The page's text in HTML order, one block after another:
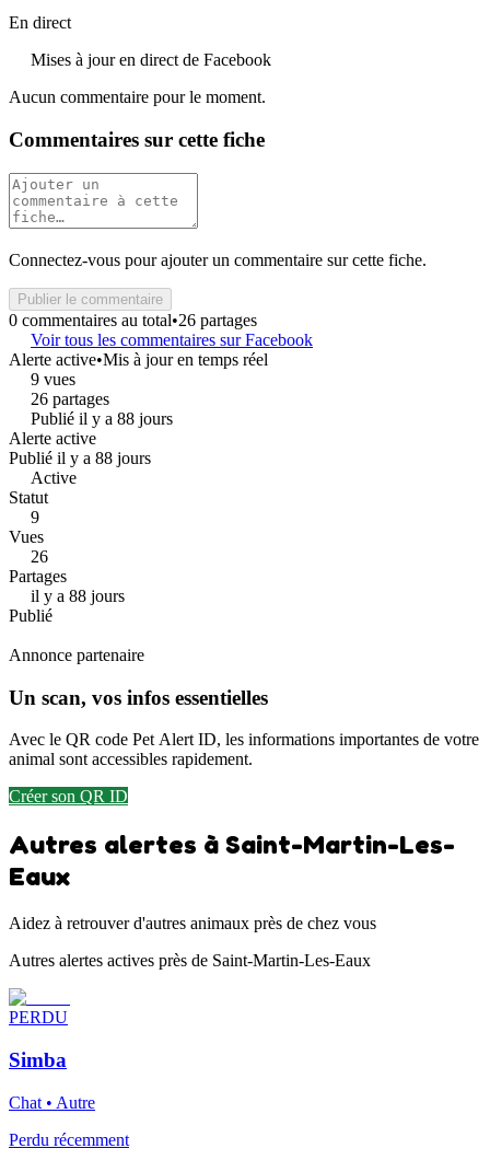
En direct
Mises à jour en direct de Facebook
Aucun commentaire pour le moment.
Commentaires sur cette fiche
Connectez-vous pour ajouter un commentaire sur cette fiche.
Publier le commentaire
0 commentaires au total•26 partages
Voir tous les commentaires sur Facebook
Alerte active•Mis à jour en temps réel
9 vues
26 partages
Publié il y a 88 jours
Alerte active
Publié il y a 88 jours
Active
Statut
9
Vues
26
Partages
il y a 88 jours
Publié
Annonce partenaire
Un scan, vos infos essentielles
Avec le QR code Pet Alert ID, les informations importantes de votre
animal sont accessibles rapidement.
Créer son QR ID
Autres alertes à Saint-Martin-Les-
Eaux
Aidez à retrouver d'autres animaux près de chez vous
Autres alertes actives près de Saint-Martin-Les-Eaux
PERDU
Simba
Chat • Autre
Perdu récemment